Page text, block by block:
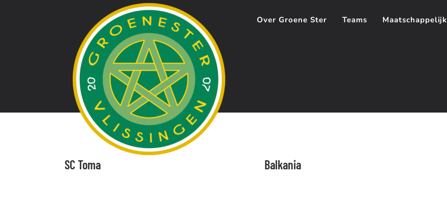
Over Groene Ster Teams Maatschappelijk
SC Toma Balkania